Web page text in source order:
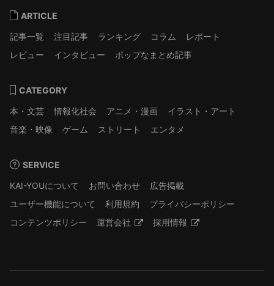
ARTICLE
記事一覧
注目記事 ランキング コラム
レポート
レビュー
インタビュー ポップなまとめ記事
CATEGORY
本・文芸
情報化社会 アニメ・漫画
イラスト・アート
音楽・映像
ゲーム ストリート エンタメ
SERVICE
KAI-YOUについて
お問い合わせ
広告掲載
ユーザー機能について
利用規約
プライバシーポリシー
コンテンツポリシー
運営会社 採用情報